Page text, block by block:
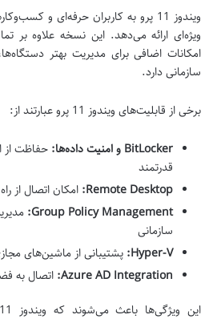
ویندوز 11 پرو به کاربران حرفه‌ای و
امکانات اضافی برای مدیریت بهتر
سازمانی دارد.
برخی از قابلیت‌های ویندوز 11 پرو عبارتند از:
BitLocker و امنیت داده‌ها: حفاظت از
قدرتمند
Remote Desktop: امکان اتصال از
Group Policy Management:
سازمانی
Hyper-V: پشتیبانی از ماشین‌های
Azure AD Integration: اتصال به